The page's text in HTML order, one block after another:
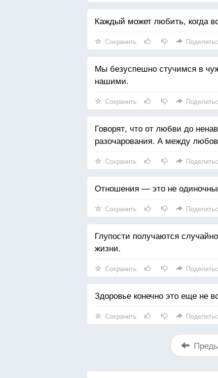
Каждый может любить, когда
Сохранить
Мы безуспешно стучимся в
нашими.
Сохранить
Говорят, что от любви до
разочарования. А между
Сохранить
Отношения — это не
Сохранить
Глупости получаются
жизни.
Сохранить
Здоровье конечно это еще не
Сохранить